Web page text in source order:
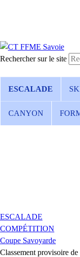
Rechercher sur le site
ESCALADE
CANYON
ESCALADE
COMPÉTITION
Coupe Savoyarde
Classement provisoire